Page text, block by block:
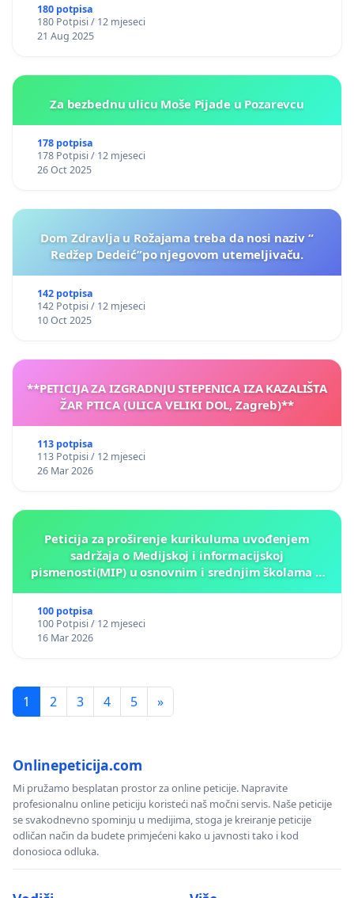
180 potpisa
180 Potpisi / 12 mjeseci
21 Aug 2025
Za bezbednu ulicu Moše Pijade u Pozarevcu
178 potpisa
178 Potpisi / 12 mjeseci
26 Oct 2025
Dom Zdravlja u Rožajama treba da nosi naziv “
Redžep Dedeić”po njegovom utemeljivaču.
142 potpisa
142 Potpisi / 12 mjeseci
10 Oct 2025
**PETICIJA ZA IZGRADNJU STEPENICA IZA KAZALIŠTA
ŽAR PTICA (ULICA VELIKI DOL, Zagreb)**
113 potpisa
113 Potpisi / 12 mjeseci
26 Mar 2026
Peticija za proširenje kurikuluma uvođenjem
sadržaja o Medijskoj i informacijskoj
pismenosti(MIP) u osnovnim i srednjim školama u
100 potpisa
100 Potpisi / 12 mjeseci
16 Mar 2026
1 2 3 4 5 »
Onlinepeticija.com
Mi pružamo besplatan prostor za online peticije. Napravite
profesionalnu online peticiju koristeći naš močni servis. Naše peticije
se svakodnevno spominju u medijima, stoga je kreiranje peticije
odličan način da budete primjećeni kako u javnosti tako i kod
donosioca odluka.